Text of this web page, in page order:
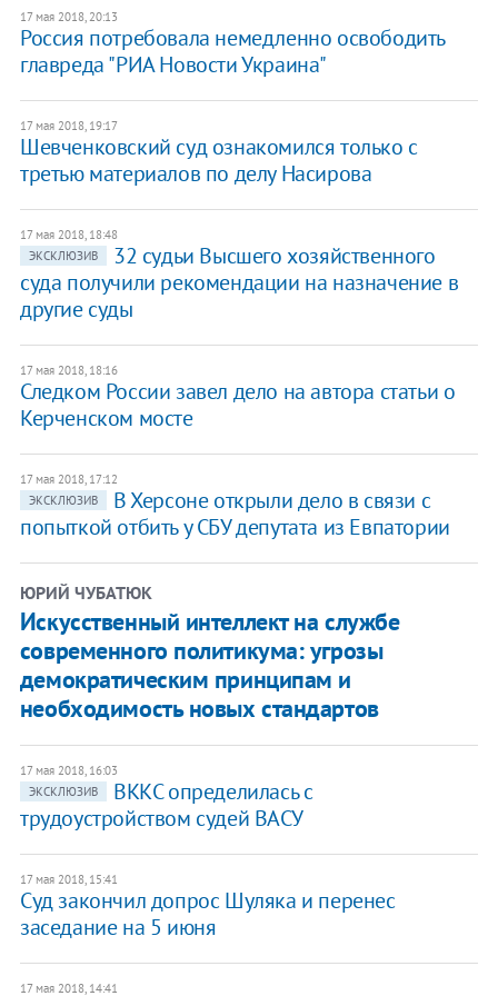
17 мая 2018, 20:13
Россия потребовала немедленно освободить
главреда "РИА Новости Украина"
17 мая 2018, 19:17
Шевченковский суд ознакомился только с
третью материалов по делу Насирова
17 мая 2018, 18:48
ЭКСКЛЮЗИВ
32 судьи Высшего хозяйственного
суда получили рекомендации на назначение в
другие суды
17 мая 2018, 18:16
Следком России завел дело на автора статьи о
Керченском мосте
17 мая 2018, 17:12
ЭКСКЛЮЗИВ
В Херсоне открыли дело в связи с
попыткой отбить у СБУ депутата из Евпатории
ЮРИЙ ЧУБАТЮК
Искусственный интеллект на службе
современного политикума: угрозы
демократическим принципам и
необходимость новых стандартов
17 мая 2018, 16:03
ЭКСКЛЮЗИВ
ВККС определилась с
трудоустройством судей ВАСУ
17 мая 2018, 15:41
Суд закончил допрос Шуляка и перенес
заседание на 5 июня
17 мая 2018, 14:41